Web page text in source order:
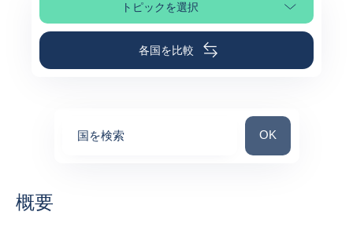
トピックを選択
ページの選択
各国を比較
国を検索 国を検索
OK
概要